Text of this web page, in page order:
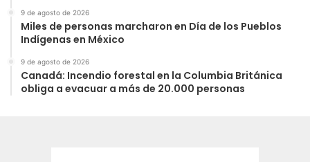
9 de agosto de 2026
Miles de personas marcharon en Día de los Pueblos
Indígenas en México
9 de agosto de 2026
Canadá: Incendio forestal en la Columbia Británica
obliga a evacuar a más de 20.000 personas